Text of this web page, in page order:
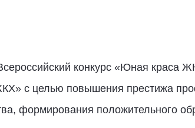
конкурс «Юная краса
с целью повышения престижа
формирования положительного